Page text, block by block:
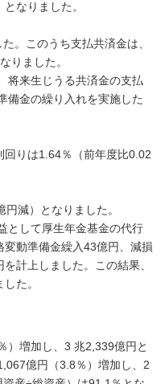
なりました。
。このうち支払共済金は、
りました。
将来生じうる共済金の支払
備金の繰り入れを実施した
りは1.64％（前年度比0.02
減）となりました。
として厚生年金基金の代行
動準備金繰入43億円、減損
計上しました。この結果、
た。
増加し、3 兆2,339億円と
億円（3.8％）増加し、2